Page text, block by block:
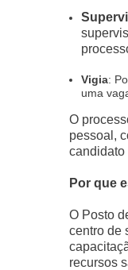
Vigia:
uma
O
pessoal,
candidato
Por que
O Posto
centro de
recursos